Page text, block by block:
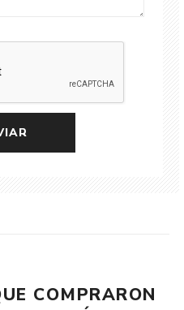
COMPRARON